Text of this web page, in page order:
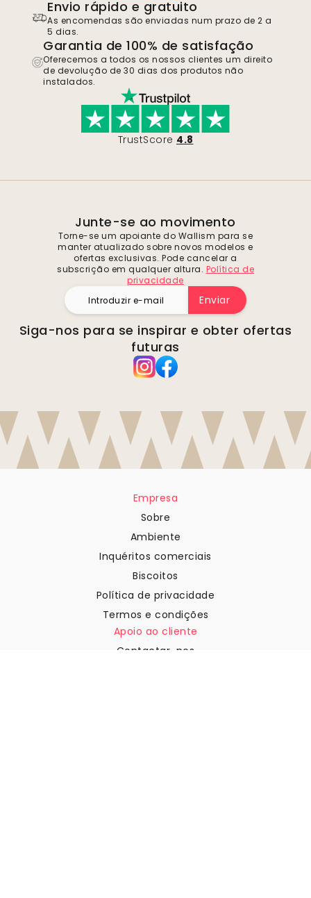
Envio rápido e gratuito
As encomendas são enviadas num prazo de 2 a
5 dias.
Garantia de 100% de satisfação
Oferecemos a todos os nossos clientes um direito
de devolução de 30 dias dos produtos não
instalados.
TrustScore 4.8
Junte-se ao movimento
Torne-se um apoiante do Wallism para se
manter atualizado sobre novos modelos e
ofertas exclusivas. Pode cancelar a
subscrição em qualquer altura. Política de
privacidade
Enviar
Siga-nos para se inspirar e obter ofertas
futuras
Empresa
Sobre
Ambiente
Inquéritos comerciais
Biscoitos
Política de privacidade
Termos e condições
Apoio ao cliente
Contactar-nos